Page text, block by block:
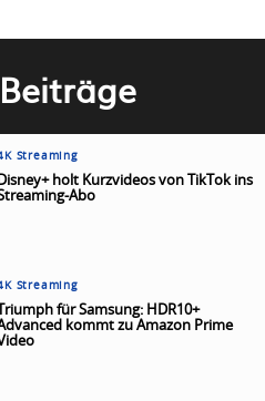
Streaming
Disney+ holt Kurzvideos von TikTok ins
Abo
Streaming
Triumph für Samsung: HDR10+
kommt zu Amazon Prime